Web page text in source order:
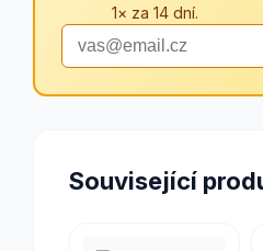
1× za 14 dní.
Související